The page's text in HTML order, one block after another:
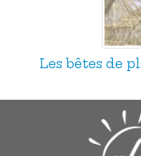
Les bêtes de